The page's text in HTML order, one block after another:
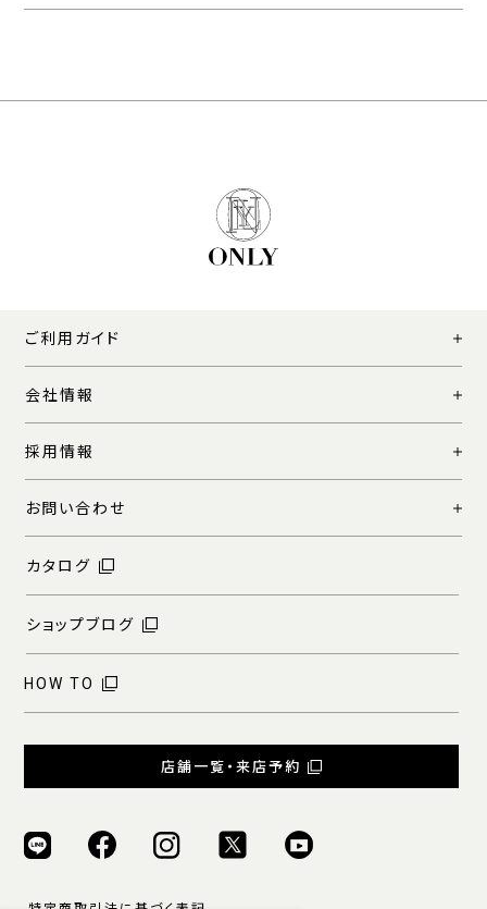
ご利用ガイド
会社情報
採用情報
お問い合わせ
カタログ
ショップブログ
HOW TO
店舗一覧・来店予約